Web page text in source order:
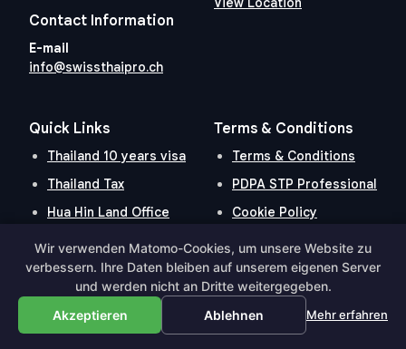
Contact Information
E-mail
info@swissthaipro.ch
Quick Links
Thailand 10 years visa
Thailand Tax
Hua Hin Land Office
Terms & Conditions
Terms & Conditions
PDPA STP Professional
Cookie Policy
Wir verwenden Matomo-Cookies, um unsere Website zu
verbessern. Ihre Daten bleiben auf unserem eigenen Server
und werden nicht an Dritte weitergegeben.
Akzeptieren
Ablehnen Mehr erfahren
Hosted and Developed by Hosting-Group.​
Powered byexPub.Net